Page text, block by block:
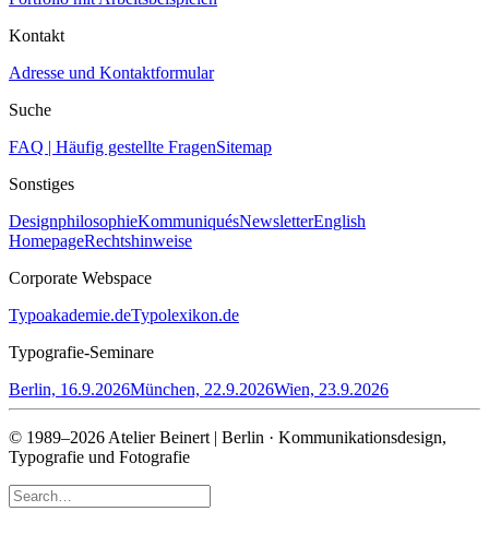
Kontakt
Adresse und Kontaktformular
Suche
FAQ | Häufig gestellte FragenSitemap
Sonstiges
DesignphilosophieKommuniquésNewsletterEnglish
HomepageRechtshinweise
Corporate Webspace
Typoakademie.deTypolexikon.de
Typografie-Seminare
Berlin, 16.9.2026München, 22.9.2026Wien, 23.9.2026
© 1989–2026 Atelier Beinert | Berlin · Kommunikationsdesign,
Typografie und Fotografie